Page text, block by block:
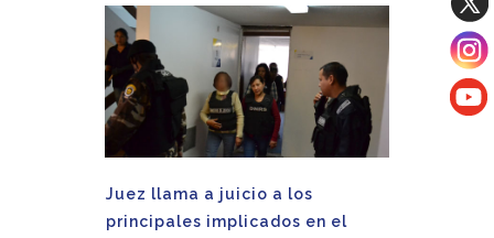
Juez llama a juicio a los
principales implicados en el